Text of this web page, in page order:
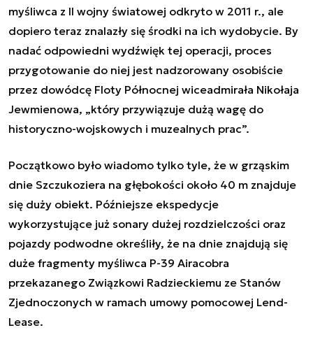
myśliwca z II wojny światowej odkryto w 2011 r., ale
dopiero teraz znalazły się środki na ich wydobycie. By
nadać odpowiedni wydźwięk tej operacji, proces
przygotowanie do niej jest nadzorowany osobiście
przez dowódcę Floty Północnej wiceadmirała Nikołaja
Jewmienowa, „który przywiązuje dużą wagę do
historyczno-wojskowych i muzealnych prac”.
Początkowo było wiadomo tylko tyle, że w grząskim
dnie Szczukoziera na głębokości około 40 m znajduje
się duży obiekt. Późniejsze ekspedycje
wykorzystujące już sonary dużej rozdzielczości oraz
pojazdy podwodne określiły, że na dnie znajdują się
duże fragmenty myśliwca P-39 Airacobra
przekazanego Związkowi Radzieckiemu ze Stanów
Zjednoczonych w ramach umowy pomocowej Lend-
Lease.